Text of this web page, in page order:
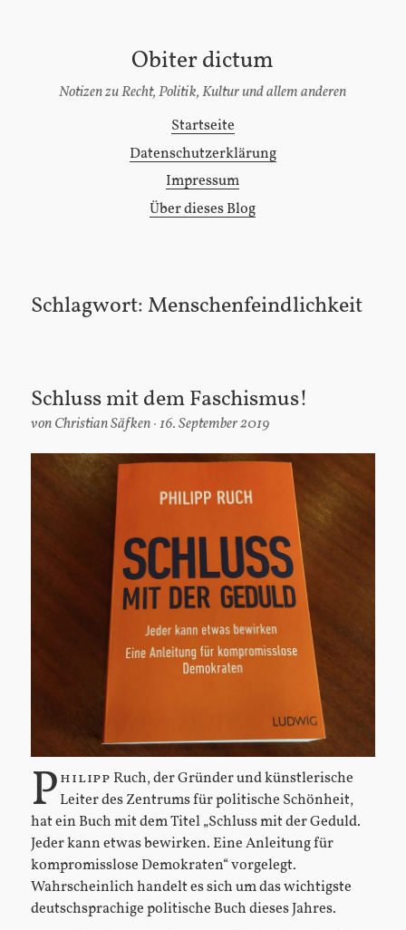
springen]
Obiter dictum
Notizen zu Recht, Politik, Kultur und allem anderen
Hauptmenü
Startseite
Datenschutzerklärung
Impressum
Über dieses Blog
Schlagwort: Menschenfeindlichkeit
Schluss mit dem Faschismus!
vonChristian Säfken 16. September 2019
Philipp Ruch, der Gründer und künstlerische
Leiter des Zentrums für politische Schönheit,
hat ein Buch mit dem Titel „Schluss mit der Geduld.
Jeder kann etwas bewirken. Eine Anleitung für
kompromisslose Demokraten“ vorgelegt.
Wahrscheinlich handelt es sich um das wichtigste
deutschsprachige politische Buch dieses Jahres.